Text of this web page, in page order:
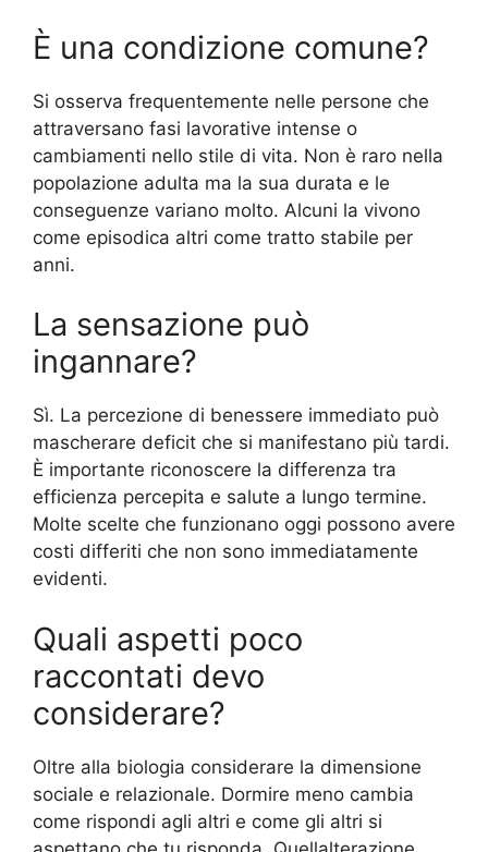
È una condizione comune?
Si osserva frequentemente nelle persone che
attraversano fasi lavorative intense o
cambiamenti nello stile di vita. Non è raro nella
popolazione adulta ma la sua durata e le
conseguenze variano molto. Alcuni la vivono
come episodica altri come tratto stabile per
anni.
La sensazione può
ingannare?
Sì. La percezione di benessere immediato può
mascherare deficit che si manifestano più tardi.
È importante riconoscere la differenza tra
efficienza percepita e salute a lungo termine.
Molte scelte che funzionano oggi possono avere
costi differiti che non sono immediatamente
evidenti.
Quali aspetti poco
raccontati devo
considerare?
Oltre alla biologia considerare la dimensione
sociale e relazionale. Dormire meno cambia
come rispondi agli altri e come gli altri si